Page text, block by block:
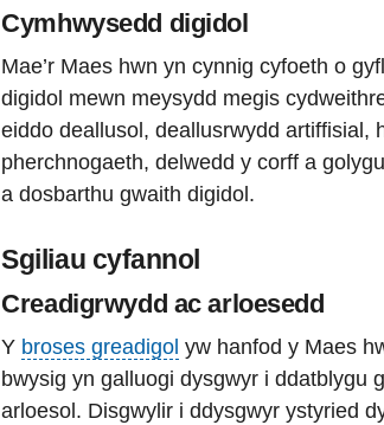
Cymhwysedd digidol
Mae’r Maes hwn yn cynnig cyfoeth o
digidol mewn meysydd megis
eiddo deallusol, deallusrwydd artiffisial,
pherchnogaeth, delwedd y corff a
a dosbarthu gwaith digidol.
Sgiliau cyfannol
Creadigrwydd ac arloesedd
Y broses greadigol yw hanfod y Maes
bwysig yn galluogi dysgwyr i ddatblygu
arloesol. Disgwylir i ddysgwyr ystyried